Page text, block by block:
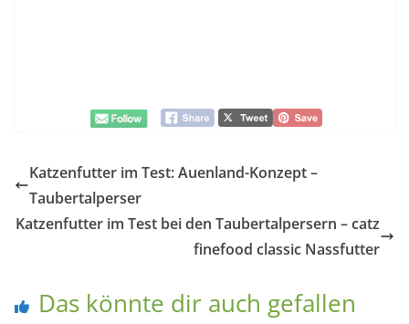
Katzenfutter im Test: Auenland-Konzept –
Taubertalperser
Katzenfutter im Test bei den Taubertalpersern – catz
finefood classic Nassfutter
Das könnte dir auch gefallen